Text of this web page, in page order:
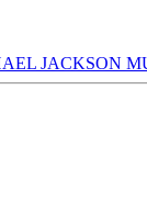
JACKSON